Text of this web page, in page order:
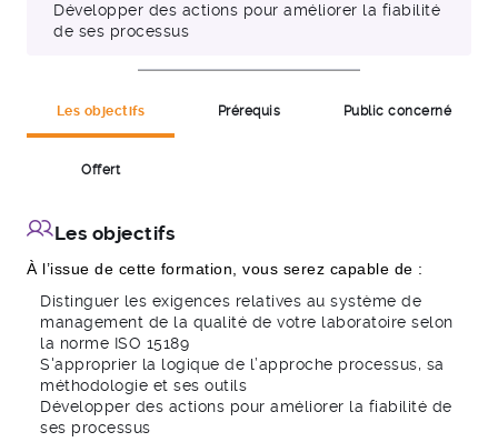
Développer des actions pour améliorer la fiabilité
de ses processus
Les objectifs Prérequis Public concerné
Offert
Les objectifs
À l’issue de cette formation, vous serez capable de :
Distinguer les exigences relatives au système de
management de la qualité de votre laboratoire selon
la norme ISO 15189
S'approprier la logique de l’approche processus, sa
méthodologie et ses outils
Développer des actions pour améliorer la fiabilité de
ses processus